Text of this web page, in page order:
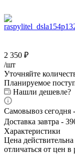
2 350 ₽
/шт
Уточняйте
Планируемое
Нашли дешевле?
Самовывоз сегодня
Доставка завтра -
Характеристики
Цена
отличаться от цен